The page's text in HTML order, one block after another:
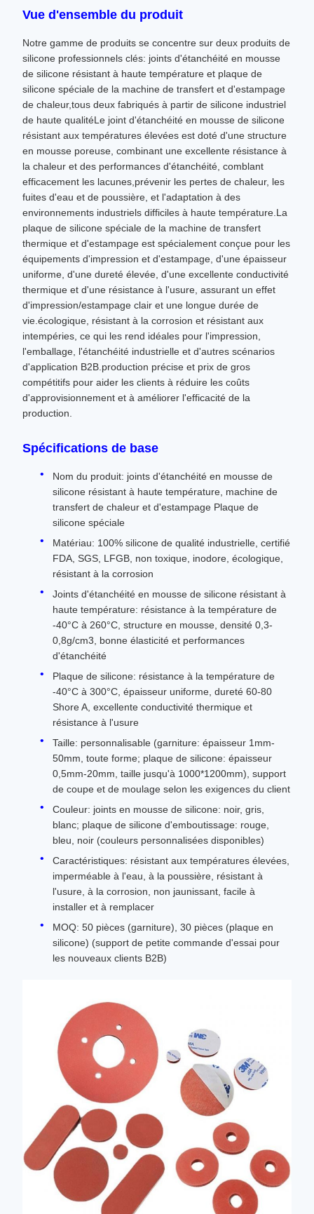
Vue d'ensemble du produit
Notre gamme de produits se concentre sur deux produits de
silicone professionnels clés: joints d'étanchéité en mousse
de silicone résistant à haute température et plaque de
silicone spéciale de la machine de transfert et d'estampage
de chaleur,tous deux fabriqués à partir de silicone industriel
de haute qualitéLe joint d'étanchéité en mousse de silicone
résistant aux températures élevées est doté d'une structure
en mousse poreuse, combinant une excellente résistance à
la chaleur et des performances d'étanchéité, comblant
efficacement les lacunes,prévenir les pertes de chaleur, les
fuites d'eau et de poussière, et l'adaptation à des
environnements industriels difficiles à haute température.La
plaque de silicone spéciale de la machine de transfert
thermique et d'estampage est spécialement conçue pour les
équipements d'impression et d'estampage, d'une épaisseur
uniforme, d'une dureté élevée, d'une excellente conductivité
thermique et d'une résistance à l'usure, assurant un effet
d'impression/estampage clair et une longue durée de
vie.écologique, résistant à la corrosion et résistant aux
intempéries, ce qui les rend idéales pour l'impression,
l'emballage, l'étanchéité industrielle et d'autres scénarios
d'application B2B.production précise et prix de gros
compétitifs pour aider les clients à réduire les coûts
d'approvisionnement et à améliorer l'efficacité de la
production.
Spécifications de base
Nom du produit: joints d'étanchéité en mousse de
silicone résistant à haute température, machine de
transfert de chaleur et d'estampage Plaque de
silicone spéciale
Matériau: 100% silicone de qualité industrielle, certifié
FDA, SGS, LFGB, non toxique, inodore, écologique,
résistant à la corrosion
Joints d'étanchéité en mousse de silicone résistant à
haute température: résistance à la température de
-40°C à 260°C, structure en mousse, densité 0,3-
0,8g/cm3, bonne élasticité et performances
d'étanchéité
Plaque de silicone: résistance à la température de
-40°C à 300°C, épaisseur uniforme, dureté 60-80
Shore A, excellente conductivité thermique et
résistance à l'usure
Taille: personnalisable (garniture: épaisseur 1mm-
50mm, toute forme; plaque de silicone: épaisseur
0,5mm-20mm, taille jusqu'à 1000*1200mm), support
de coupe et de moulage selon les exigences du client
Couleur: joints en mousse de silicone: noir, gris,
blanc; plaque de silicone d'emboutissage: rouge,
bleu, noir (couleurs personnalisées disponibles)
Caractéristiques: résistant aux températures élevées,
imperméable à l'eau, à la poussière, résistant à
l'usure, à la corrosion, non jaunissant, facile à
installer et à remplacer
MOQ: 50 pièces (garniture), 30 pièces (plaque en
silicone) (support de petite commande d'essai pour
les nouveaux clients B2B)